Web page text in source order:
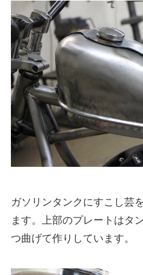
ガソリンタンクにすこし芸
ます。上部のプレートはタ
つ曲げて作りしています。